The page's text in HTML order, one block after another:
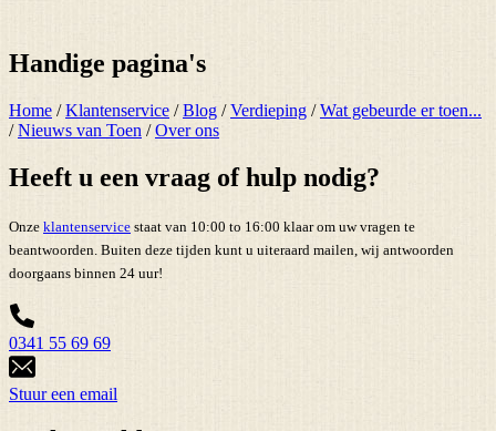
Handige pagina's
Home /Klantenservice /Blog /Verdieping /Wat gebeurde er toen...
/Nieuws van Toen /Over ons
Heeft u een vraag of hulp nodig?
Onze klantenservice staat van 10:00 to 16:00 klaar om uw vragen te
beantwoorden. Buiten deze tijden kunt u uiteraard mailen, wij antwoorden
doorgaans binnen 24 uur!
0341 55 69 69
Stuur een email